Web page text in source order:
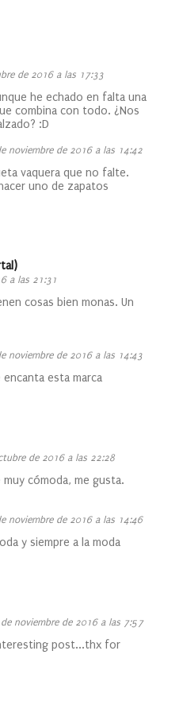
de 2016 a las 17:33
he echado en falta una
combina con todo. ¿Nos
:D
noviembre de 2016 a las 14:42
vaquera que no falte.
uno de zapatos
a las 21:31
cosas bien monas. Un
noviembre de 2016 a las 14:43
encanta esta marca
de 2016 a las 22:28
cómoda, me gusta.
noviembre de 2016 a las 14:46
y siempre a la moda
de noviembre de 2016 a las 7:57
post...thx for